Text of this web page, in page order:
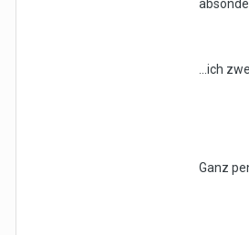
...ich
Ganz